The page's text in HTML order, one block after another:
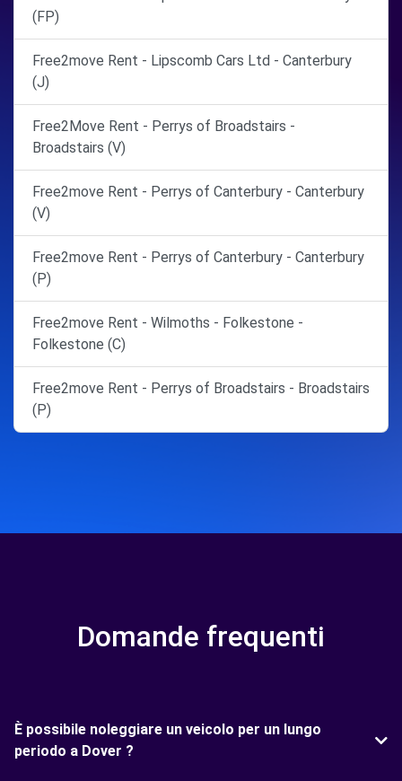
(FP)
Free2move Rent - Lipscomb Cars Ltd - Canterbury
(J)
Free2Move Rent - Perrys of Broadstairs -
Broadstairs (V)
Free2move Rent - Perrys of Canterbury - Canterbury
(V)
Free2move Rent - Perrys of Canterbury - Canterbury
(P)
Free2move Rent - Wilmoths - Folkestone -
Folkestone (C)
Free2move Rent - Perrys of Broadstairs - Broadstairs
(P)
Domande frequenti
È possibile noleggiare un veicolo per un lungo
periodo a Dover ?